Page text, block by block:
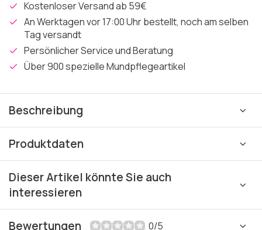
Kostenloser Versand ab 59€
An Werktagen vor 17:00 Uhr bestellt, noch am selben
Tag versandt
Persönlicher Service und Beratung
Über 900 spezielle Mundpflegeartikel
Beschreibung
Produktdaten
Dieser Artikel könnte Sie auch
interessieren
Bewertungen 0/5